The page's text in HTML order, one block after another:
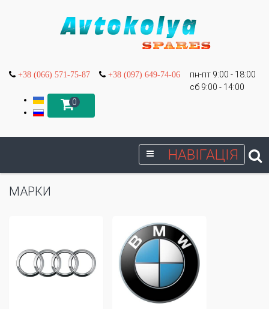
+38 (066) 571-75-87 +38 (097) 649-74-06
пн-пт 9:00 - 18:00
сб 9:00 - 14:00
0
НАВІГАЦІЯ
МАРКИ